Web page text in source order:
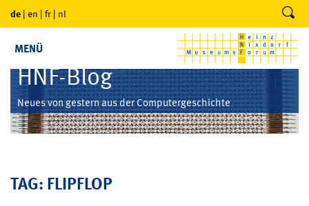
de | en | fr | nl
MENÜ
HNF-Blog
Neues von gestern aus der Computergeschichte
TAG: FLIPFLOP